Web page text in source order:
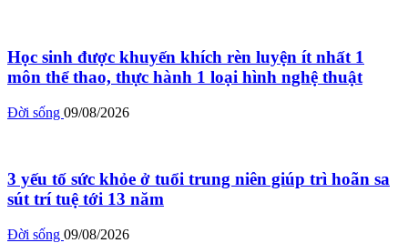
Học sinh được khuyến khích rèn luyện ít nhất 1
môn thể thao, thực hành 1 loại hình nghệ thuật
Đời sống 09/08/2026
3 yếu tố sức khỏe ở tuổi trung niên giúp trì hoãn sa
sút trí tuệ tới 13 năm
Đời sống 09/08/2026